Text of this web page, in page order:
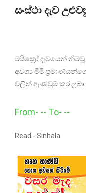
සංස්ථා දැව
මයික්‍රෝ දැවයෙන් නිමවූ
අවශ්‍ය මිමි
වලින් ඇණවුම් කර ලබා
From- -- To- --
Read - Sinhala